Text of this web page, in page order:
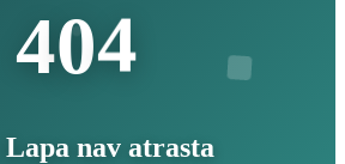
404
Lapa nav atrasta